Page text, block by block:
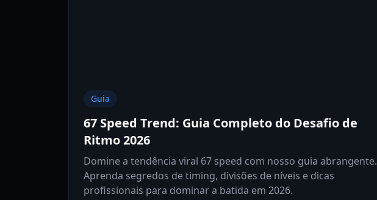
Guia
67 Speed Trend: Guia Completo do Desafio de
Ritmo 2026
Domine a tendência viral 67 speed com nosso guia abrangente.
Aprenda segredos de timing, divisões de níveis e dicas
profissionais para dominar a batida em 2026.